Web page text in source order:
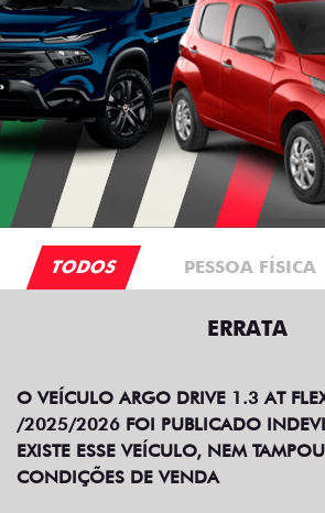
TODOS PESSOA FÍSICA
ERRATA
O VEÍCULO ARGO DRIVE 1.3 AT
/2025/2026 FOI PUBLICADO
EXISTE ESSE VEÍCULO, NEM
CONDIÇÕES DE VENDA